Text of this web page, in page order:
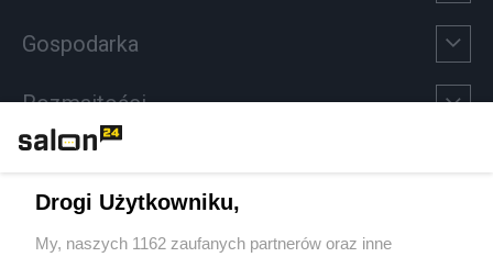
Gospodarka
Rozmaitości
Sport
Drogi Użytkowniku,
My, naszych 1162 zaufanych partnerów oraz inne